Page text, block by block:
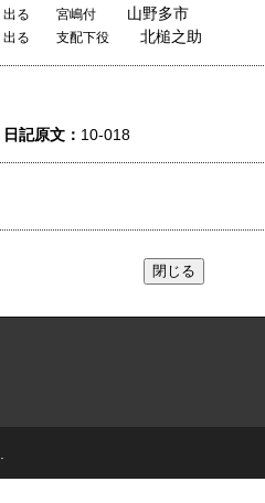
出る 宮嶋付山野多市
出る 支配下役北槌之助
日記原文： 10-018